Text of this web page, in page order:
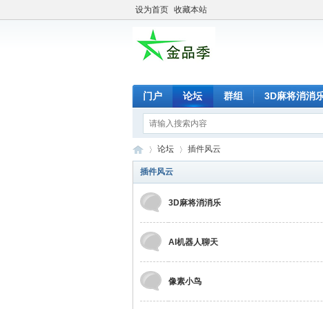
设为首页 收藏本站
门户 论坛 群组 3D麻将消消
»
论坛
›
插件风云
插件风云
3D麻将消消乐
AI机器人聊天
像素小鸟